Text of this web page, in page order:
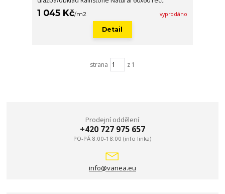
1 045 Kč/m2 vyprodáno
Detail
strana z 1
Prodejní oddělení
+420 727 975 657
PO-PÁ 8:00-18:00 (info linka)
info@vanea.eu